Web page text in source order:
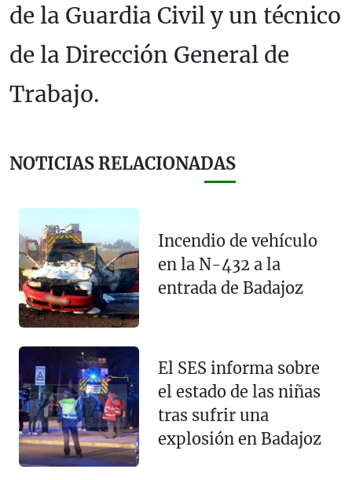
de la Guardia Civil y un técnico
de la Dirección General de
Trabajo.
NOTICIAS RELACIONADAS
Incendio de vehículo
en la N-432 a la
entrada de Badajoz
El SES informa sobre
el estado de las niñas
tras sufrir una
explosión en Badajoz